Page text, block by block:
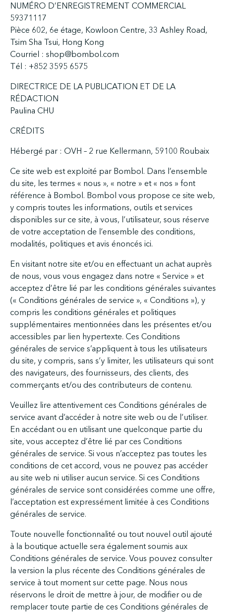
NUMÉRO D’ENREGISTREMENT COMMERCIAL
59371117
Pièce 602, 6e étage, Kowloon Centre, 33 Ashley Road,
Tsim Sha Tsui, Hong Kong
Courriel : shop@bombol.com
Tél : +852 3595 6575
DIRECTRICE DE LA PUBLICATION ET DE LA
RÉDACTION
Paulina CHU
CRÉDITS
Hébergé par : OVH – 2 rue Kellermann, 59100 Roubaix
Ce site web est exploité par Bombol. Dans l’ensemble
du site, les termes « nous », « notre » et « nos » font
référence à Bombol. Bombol vous propose ce site web,
y compris toutes les informations, outils et services
disponibles sur ce site, à vous, l’utilisateur, sous réserve
de votre acceptation de l’ensemble des conditions,
modalités, politiques et avis énoncés ici.
En visitant notre site et/ou en effectuant un achat auprès
de nous, vous vous engagez dans notre « Service » et
acceptez d’être lié par les conditions générales suivantes
(« Conditions générales de service », « Conditions »), y
compris les conditions générales et politiques
supplémentaires mentionnées dans les présentes et/ou
accessibles par lien hypertexte. Ces Conditions
générales de service s’appliquent à tous les utilisateurs
du site, y compris, sans s’y limiter, les utilisateurs qui sont
des navigateurs, des fournisseurs, des clients, des
commerçants et/ou des contributeurs de contenu.
Veuillez lire attentivement ces Conditions générales de
service avant d’accéder à notre site web ou de l’utiliser.
En accédant ou en utilisant une quelconque partie du
site, vous acceptez d’être lié par ces Conditions
générales de service. Si vous n’acceptez pas toutes les
conditions de cet accord, vous ne pouvez pas accéder
au site web ni utiliser aucun service. Si ces Conditions
générales de service sont considérées comme une offre,
l’acceptation est expressément limitée à ces Conditions
générales de service.
Toute nouvelle fonctionnalité ou tout nouvel outil ajouté
à la boutique actuelle sera également soumis aux
Conditions générales de service. Vous pouvez consulter
la version la plus récente des Conditions générales de
service à tout moment sur cette page. Nous nous
réservons le droit de mettre à jour, de modifier ou de
remplacer toute partie de ces Conditions générales de